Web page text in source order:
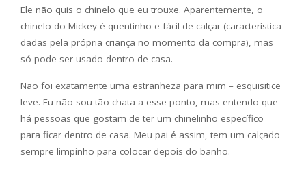
Ele não quis o chinelo que eu trouxe. Aparentemente, o
chinelo do Mickey é quentinho e fácil de calçar (característica
dadas pela própria criança no momento da compra), mas
só pode ser usado dentro de casa.
Não foi exatamente uma estranheza para mim – esquisitice
leve. Eu não sou tão chata a esse ponto, mas entendo que
há pessoas que gostam de ter um chinelinho específico
para ficar dentro de casa. Meu pai é assim, tem um calçado
sempre limpinho para colocar depois do banho.